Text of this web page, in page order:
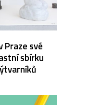
Praze své
sbírku